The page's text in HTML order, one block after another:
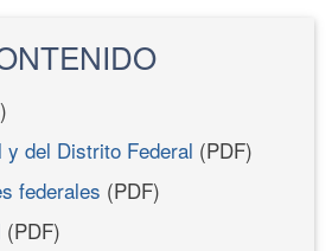
y del Distrito Federal (PDF)
federales (PDF)
(PDF)